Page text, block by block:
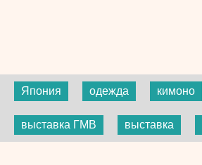
Япония одежда кимоно
выставка ГМВ выставка